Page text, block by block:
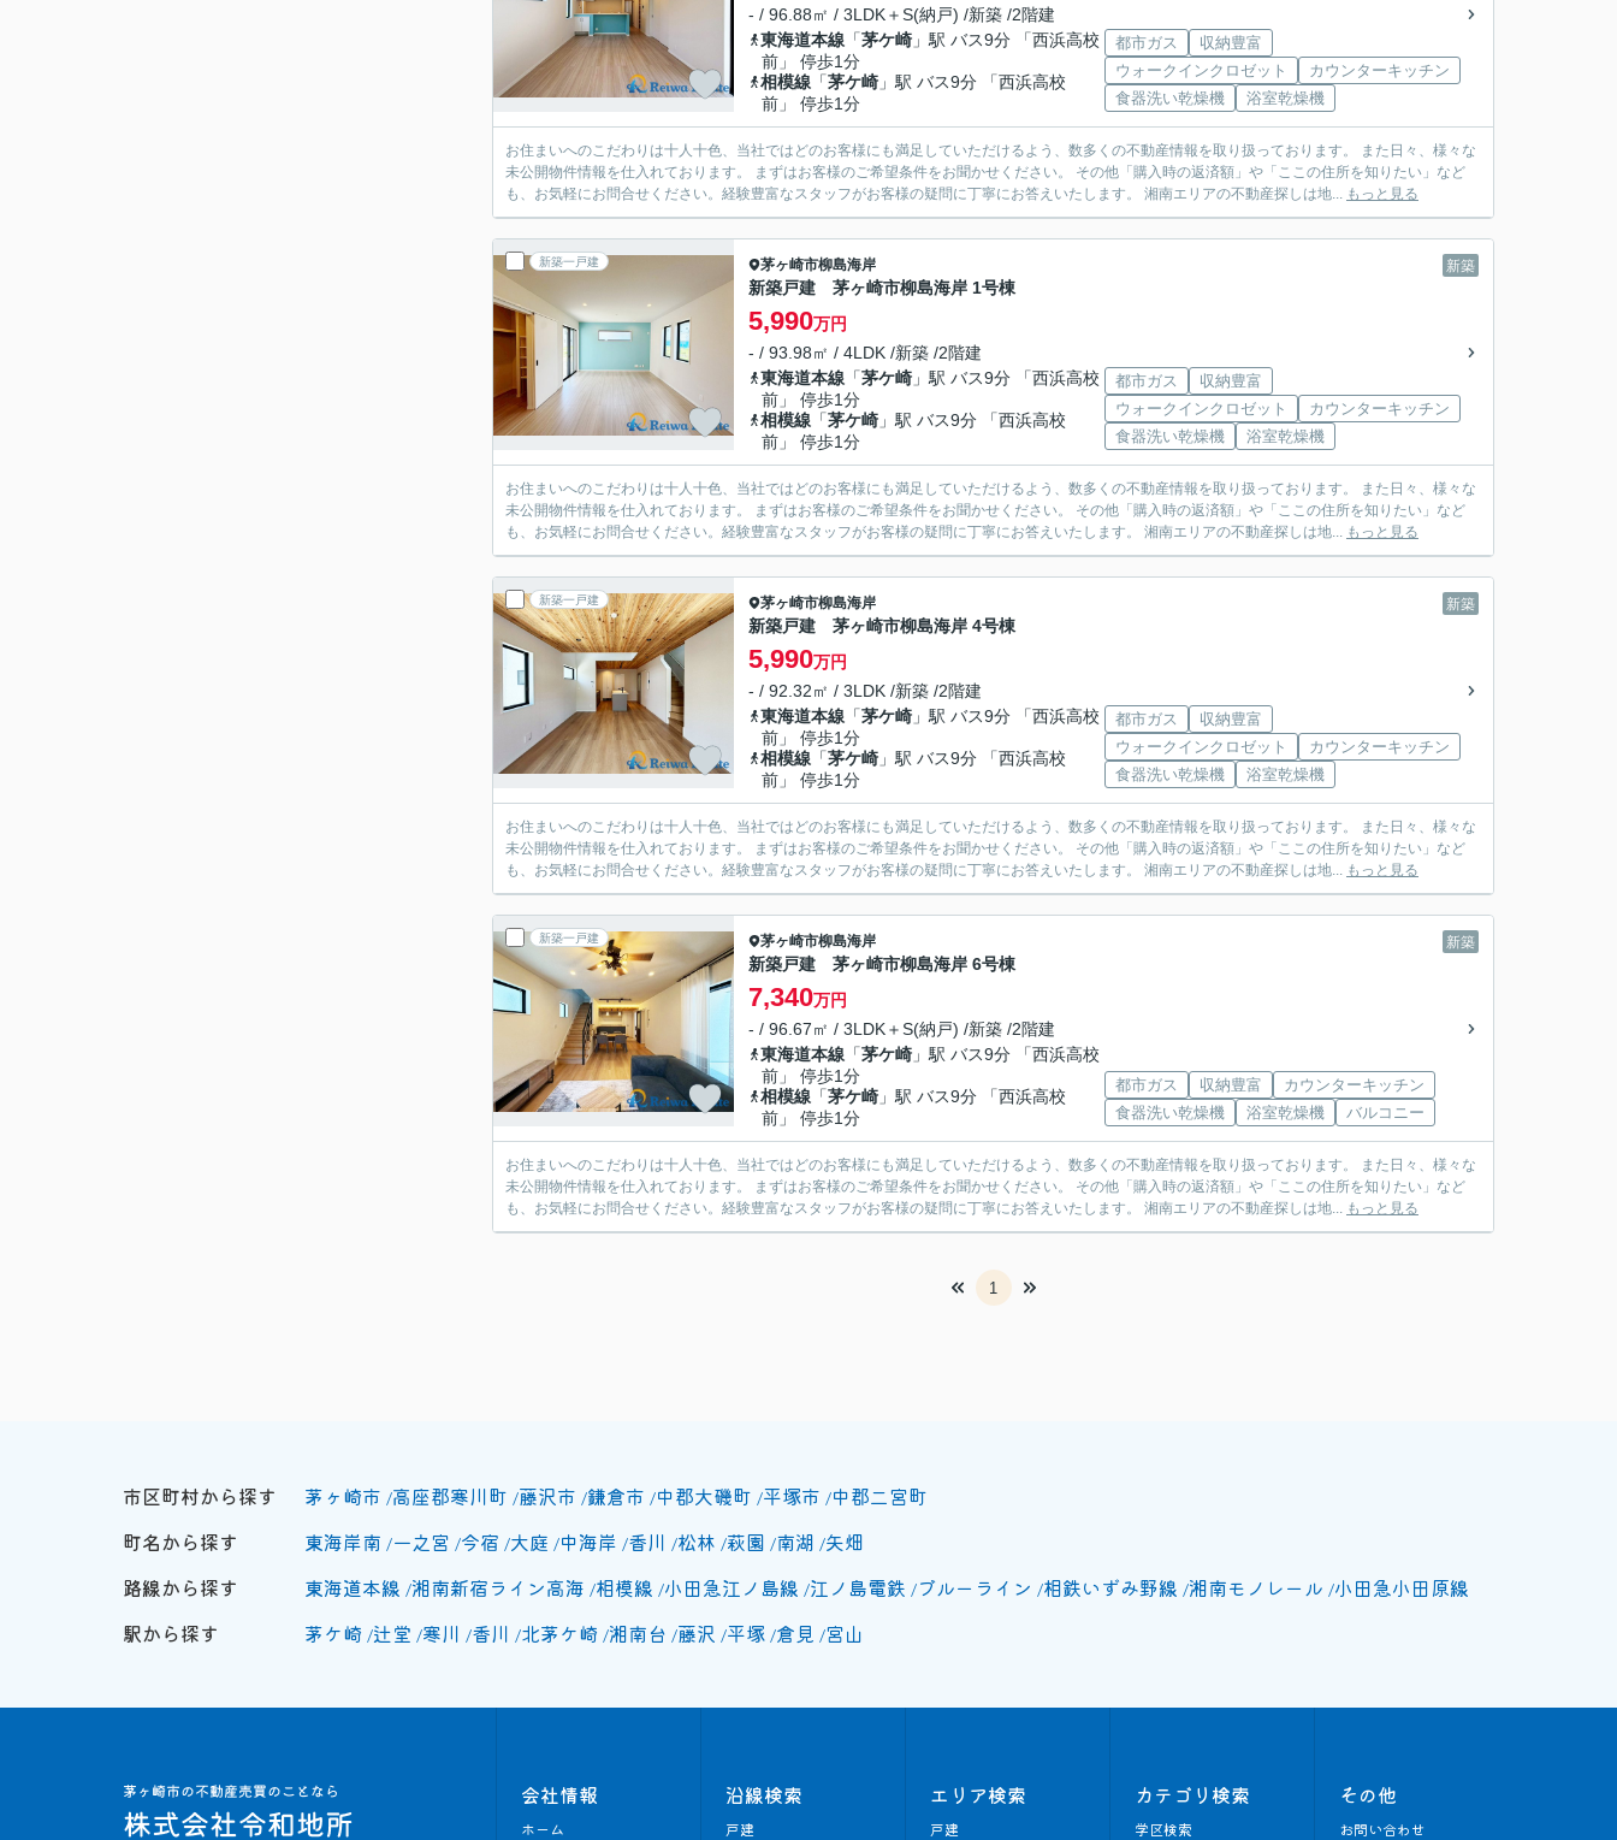
- / 96.88㎡ / 3LDK＋S(納戸) /新築 /2階建
東海道本線 「茅ケ崎 」駅 バス9分 「西浜高校
前」 停歩1分
相模線 「茅ケ崎 」駅 バス9分 「西浜高校
前」 停歩1分
都市ガス
収納豊富
ウォークインクロゼット
カウンターキッチン
食器洗い乾燥機
浴室乾燥機
お住まいへのこだわりは十人十色、当社ではどのお客様にも満足していただけるよう、数多くの不動産情報を取り扱っております。 また日々、様々な
未公開物件情報を仕入れております。 まずはお客様のご希望条件をお聞かせください。 その他「購入時の返済額」や「ここの住所を知りたい」など
も、お気軽にお問合せください。経験豊富なスタッフがお客様の疑問に丁寧にお答えいたします。 湘南エリアの不動産探しは地... もっと見る
新築一戸建 新築
茅ヶ崎市柳島海岸
新築戸建 茅ヶ崎市柳島海岸 1号棟
5,990万円
- / 93.98㎡ / 4LDK /新築 /2階建
東海道本線 「茅ケ崎 」駅 バス9分 「西浜高校
前」 停歩1分
相模線 「茅ケ崎 」駅 バス9分 「西浜高校
前」 停歩1分
都市ガス
収納豊富
ウォークインクロゼット
カウンターキッチン
食器洗い乾燥機
浴室乾燥機
お住まいへのこだわりは十人十色、当社ではどのお客様にも満足していただけるよう、数多くの不動産情報を取り扱っております。 また日々、様々な
未公開物件情報を仕入れております。 まずはお客様のご希望条件をお聞かせください。 その他「購入時の返済額」や「ここの住所を知りたい」など
も、お気軽にお問合せください。経験豊富なスタッフがお客様の疑問に丁寧にお答えいたします。 湘南エリアの不動産探しは地... もっと見る
新築一戸建 新築
茅ヶ崎市柳島海岸
新築戸建 茅ヶ崎市柳島海岸 4号棟
5,990万円
- / 92.32㎡ / 3LDK /新築 /2階建
東海道本線 「茅ケ崎 」駅 バス9分 「西浜高校
前」 停歩1分
相模線 「茅ケ崎 」駅 バス9分 「西浜高校
前」 停歩1分
都市ガス
収納豊富
ウォークインクロゼット
カウンターキッチン
食器洗い乾燥機
浴室乾燥機
お住まいへのこだわりは十人十色、当社ではどのお客様にも満足していただけるよう、数多くの不動産情報を取り扱っております。 また日々、様々な
未公開物件情報を仕入れております。 まずはお客様のご希望条件をお聞かせください。 その他「購入時の返済額」や「ここの住所を知りたい」など
も、お気軽にお問合せください。経験豊富なスタッフがお客様の疑問に丁寧にお答えいたします。 湘南エリアの不動産探しは地... もっと見る
新築一戸建 新築
茅ヶ崎市柳島海岸
新築戸建 茅ヶ崎市柳島海岸 6号棟
7,340万円
- / 96.67㎡ / 3LDK＋S(納戸) /新築 /2階建
東海道本線 「茅ケ崎 」駅 バス9分 「西浜高校
前」 停歩1分
相模線 「茅ケ崎 」駅 バス9分 「西浜高校
前」 停歩1分
都市ガス 収納豊富
カウンターキッチン
食器洗い乾燥機
浴室乾燥機 バルコニー
お住まいへのこだわりは十人十色、当社ではどのお客様にも満足していただけるよう、数多くの不動産情報を取り扱っております。 また日々、様々な
未公開物件情報を仕入れております。 まずはお客様のご希望条件をお聞かせください。 その他「購入時の返済額」や「ここの住所を知りたい」など
も、お気軽にお問合せください。経験豊富なスタッフがお客様の疑問に丁寧にお答えいたします。 湘南エリアの不動産探しは地... もっと見る
1
市区町村から探す 茅ヶ崎市 高座郡寒川町 藤沢市 鎌倉市 中郡大磯町 平塚市 中郡二宮町
町名から探す
東海岸南 一之宮 今宿 大庭 中海岸 香川 松林 萩園 南湖 矢畑
路線から探す
東海道本線 湘南新宿ライン高海 相模線 小田急江ノ島線 江ノ島電鉄 ブルーライン 相鉄いずみ野線 湘南モノレール 小田急小田原線
駅から探す
茅ケ崎 辻堂 寒川 香川 北茅ケ崎 湘南台 藤沢 平塚 倉見 宮山
会社情報
ホーム
沿線検索
戸建
エリア検索
戸建
カテゴリ検索
学区検索
その他
お問い合わせ